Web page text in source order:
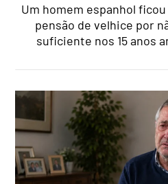
Um homem espanhol
pensão de velhice por
suficiente nos 15 anos